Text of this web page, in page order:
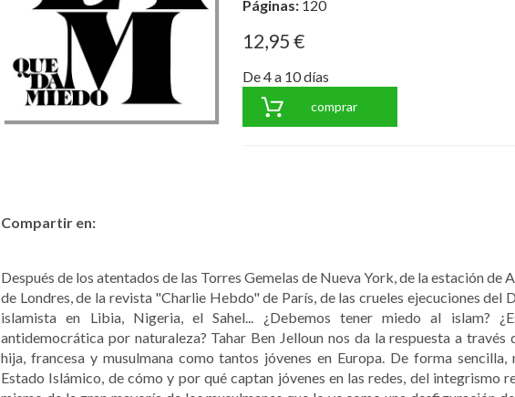
Páginas: 120
12,95 €
De 4 a 10 días
comprar
Compartir en:
Después de los atentados de las Torres Gemelas de Nueva York, de la estación de
de Londres, de la revista "Charlie Hebdo" de París, de las crueles ejecuciones del
islamista en Libia, Nigeria, el Sahel... ¿Debemos tener miedo al islam?
antidemocrática por naturaleza? Tahar Ben Jelloun nos da la respuesta a través
hija, francesa y musulmana como tantos jóvenes en Europa. De forma
Estado Islámico, de cómo y por qué captan jóvenes en las redes, del integrismo